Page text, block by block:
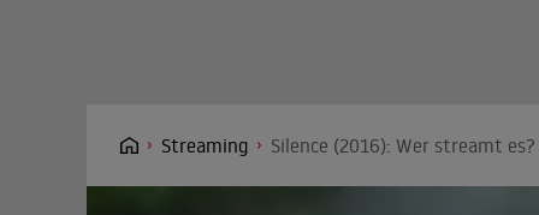
Streaming Silence (2016): Wer streamt